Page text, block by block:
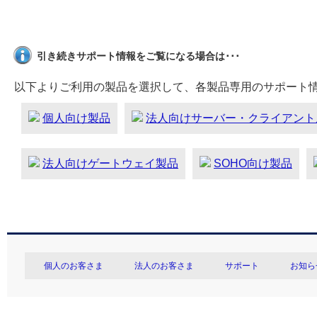
引き続きサポート情報をご覧になる場合は･･･
以下よりご利用の製品を選択して、各製品専用のサポート
個人向け製品 法人向けサーバー・クライアン
法人向けゲートウェイ製品 SOHO向け製品
個人のお客さま 法人のお客さま サポート お知